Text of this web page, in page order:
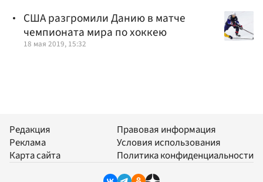
США разгромили Данию в матче
чемпионата мира по хоккею
18 мая 2019, 15:32
Редакция
Реклама
Карта сайта
Правовая информация
Условия использования
Политика конфиденциальности